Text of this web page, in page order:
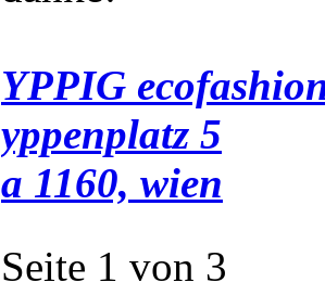
YPPIG
yppenplatz 5
a 1160, wien
Seite 1 von 3